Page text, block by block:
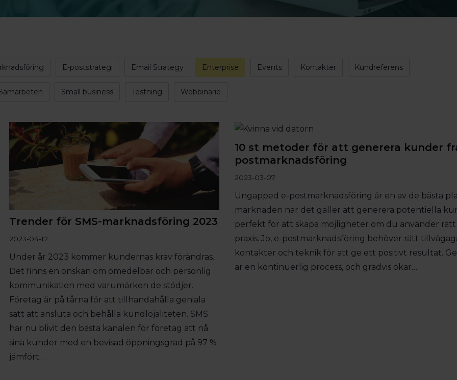
E-poststrategi Email Strategy Enterprise Events Kontakter Kundreferens
Small business Testning Webbinarie
Trender för SMS-marknadsföring 2023
2023-04-12
Under år 2023 kommer kundernas krav förändras.
Det finns en önskan om omedelbar och personlig
kommunikation med varumärken de stödjer.
Företag är på tårna för att tillhandahålla geniala
sätt att ansluta och behålla kundlojaliteten. SMS
har nu blivit den bästa kanalen för företag att nå
sina kunder med en bevisad öppningsgrad på 97 %
jämfört…
10 st metoder för att generera kunder
postmarknadsföring
2023-03-07
Ungapped e-postmarknadsföring är en av de bästa
marknaden när det gäller att generera potentiella
perfekt för att skapa möjligheter om du använder
praxis. Jo, e-postmarknadsföring behöver rätt
kontakter och teknik för att ge ett positivt resultat.
är en kontinuerlig process, och gradvis ökar…